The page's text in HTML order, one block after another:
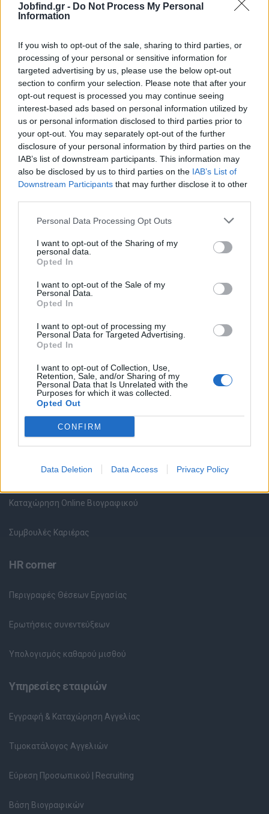
Jobfind.gr - Do Not Process My Personal
Information
If you wish to opt-out of the sale, sharing to third parties, or
processing of your personal or sensitive information for
targeted advertising by us, please use the below opt-out
section to confirm your selection. Please note that after your
opt-out request is processed you may continue seeing
interest-based ads based on personal information utilized by
us or personal information disclosed to third parties prior to
your opt-out. You may separately opt-out of the further
disclosure of your personal information by third parties on the
IAB’s list of downstream participants. This information may
also be disclosed by us to third parties on the IAB’s List of
Downstream Participants that may further disclose it to other
Personal Data Processing Opt Outs
I want to opt-out of the Sharing of my
personal data.
Opted In
I want to opt-out of the Sale of my
Personal Data.
Opted In
I want to opt-out of processing my
Personal Data for Targeted Advertising.
Opted In
I want to opt-out of Collection, Use,
Retention, Sale, and/or Sharing of my
Personal Data that Is Unrelated with the
Purposes for which it was collected.
Opted Out
CONFIRM
Data Deletion Data Access Privacy Policy
Βonus βάσει επίτευξης στόχων.
Δυνατότητα εξέλιξης.
*Σημαντική Σημείωση: Η θέση δεν αφορά Digital Marketing,
πωλήσεις σε κατάστημα ή τηλεφωνικές πωλήσεις, καθώς η
εκπροσώπηση γίνεται Face-to-face.*
- Στείλε μας το βιογραφικό σου και εμείς θα επικοινωνήσουμε
μαζί σου!
Θέσεις εργασίας
Όλες οι Θέσεις Εργασίας
Θέσεις Εργασίας ανά Ειδικότητα
Θέσεις Εργασίας ανά Εταιρεία
Κέντρο Βοήθειας
Υπηρεσίες υποψηφίων
Καταχώρηση Online Βιογραφικού
Συμβουλές Καριέρας
HR corner
Περιγραφές Θέσεων Εργασίας
Ερωτήσεις συνεντεύξεων
Υπολογισμός καθαρού μισθού
Υπηρεσίες εταιριών
Εγγραφή & Καταχώρηση Αγγελίας
Τιμοκατάλογος Αγγελιών
Εύρεση Προσωπικού | Recruiting
Βάση Βιογραφικών